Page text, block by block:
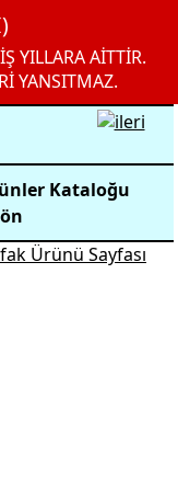
YILLARA AİTTİR.
YANSITMAZ.
Kataloğu